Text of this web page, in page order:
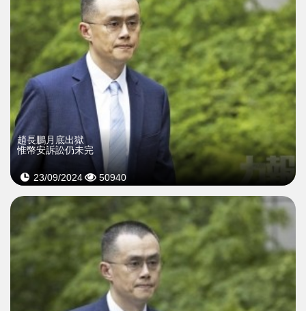
趙長鵬月底出獄
惟幣安訴訟仍未完
23/09/2024 50940